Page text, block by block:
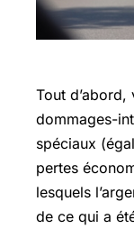
Tout
dommages-
spéciaux
pertes
lesquels
de ce qui a